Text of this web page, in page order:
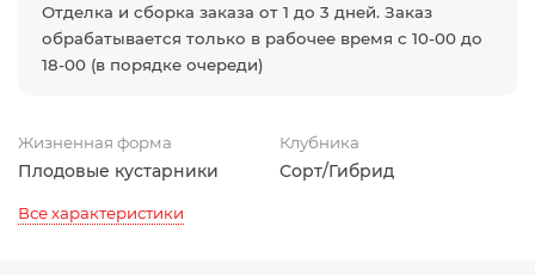
Отделка и сборка заказа от 1 до 3 дней. Заказ
обрабатывается только в рабочее время с 10-00 до
18-00 (в порядке очереди)
Жизненная форма
Плодовые кустарники
Клубника
Сорт/Гибрид
Все характеристики